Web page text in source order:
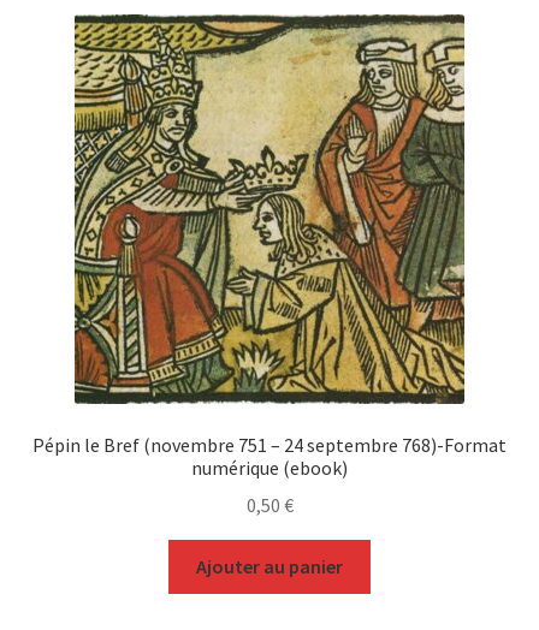
Pépin le Bref (novembre 751 – 24 septembre 768)-Format
numérique (ebook)
0,50 €
Ajouter au panier